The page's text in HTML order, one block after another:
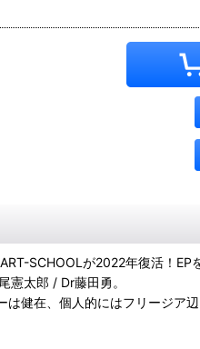
SCHOOLが2022年復活！EP
憲太郎 / Dr藤田勇。
健在、個人的にはフリージ